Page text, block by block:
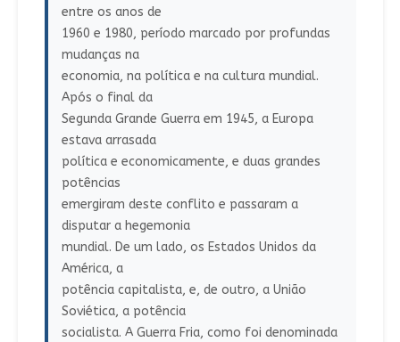
entre os anos de
1960 e 1980, período marcado por profundas
mudanças na
economia, na política e na cultura mundial.
Após o final da
Segunda Grande Guerra em 1945, a Europa
estava arrasada
política e economicamente, e duas grandes
potências
emergiram deste conflito e passaram a
disputar a hegemonia
mundial. De um lado, os Estados Unidos da
América, a
potência capitalista, e, de outro, a União
Soviética, a potência
socialista. A Guerra Fria, como foi denominada